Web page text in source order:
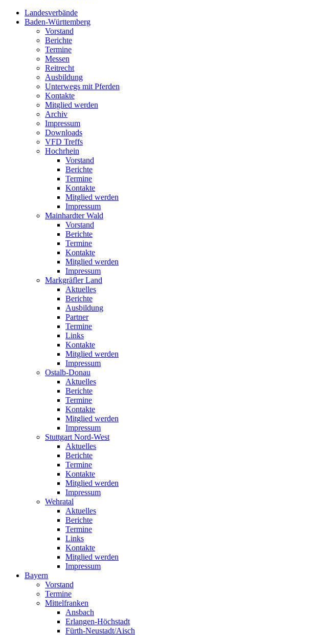
Landesverbände
Baden-Württemberg
Vorstand
Berichte
Termine
Messen
Reitrecht
Ausbildung
Unterwegs mit Pferden
Kontakte
Mitglied werden
Archiv
Impressum
Downloads
VFD Treffs
Hochrhein
Vorstand
Berichte
Termine
Kontakte
Mitglied werden
Impressum
Mainhardter Wald
Vorstand
Berichte
Termine
Kontakte
Mitglied werden
Impressum
Markgräfler Land
Aktuelles
Berichte
Ausbildung
Partner
Termine
Links
Kontakte
Mitglied werden
Impressum
Ostalb-Donau
Aktuelles
Berichte
Termine
Kontakte
Mitglied werden
Impressum
Stuttgart Nord-West
Aktuelles
Berichte
Termine
Kontakte
Mitglied werden
Impressum
Wehratal
Aktuelles
Berichte
Termine
Links
Kontakte
Mitglied werden
Impressum
Bayern
Vorstand
Termine
Mittelfranken
Ansbach
Erlangen-Höchstadt
Fürth-Neustadt/Aisch